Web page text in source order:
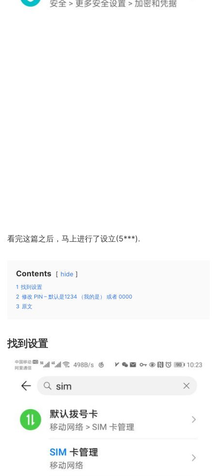
看完这篇之后，马上进行了设立(5***).
Contents hide
1 找到设置
2 修改 PIN – 默认是1234 （我的是） 或者 0000
3 原文
找到设置